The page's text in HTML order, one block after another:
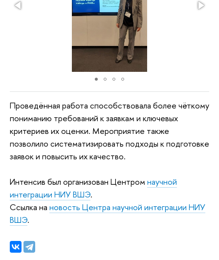
Проведённая работа способствовала более чёткому
пониманию требований к заявкам и ключевых
критериев их оценки. Мероприятие также
позволило систематизировать подходы к подготовке
заявок и повысить их качество.
Интенсив был организован Центром научной
интеграции НИУ ВШЭ.
Ссылка на новость Центра научной интеграции НИУ
ВШЭ.